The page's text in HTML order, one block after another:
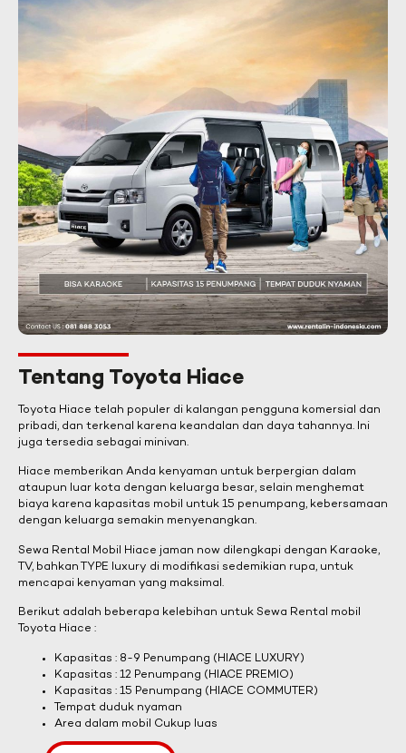
Tentang Toyota Hiace
Toyota Hiace telah populer di kalangan pengguna komersial dan
pribadi, dan terkenal karena keandalan dan daya tahannya. Ini
juga tersedia sebagai minivan.
Hiace memberikan Anda kenyaman untuk berpergian dalam
ataupun luar kota dengan keluarga besar, selain menghemat
biaya karena kapasitas mobil untuk 15 penumpang, kebersamaan
dengan keluarga semakin menyenangkan.
Sewa Rental Mobil Hiace jaman now dilengkapi dengan Karaoke,
TV, bahkan TYPE luxury di modifikasi sedemikian rupa, untuk
mencapai kenyaman yang maksimal.
Berikut adalah beberapa kelebihan untuk Sewa Rental mobil
Toyota Hiace :
Kapasitas : 8-9 Penumpang (HIACE LUXURY)
Kapasitas : 12 Penumpang (HIACE PREMIO)
Kapasitas : 15 Penumpang (HIACE COMMUTER)
Tempat duduk nyaman
Area dalam mobil Cukup luas